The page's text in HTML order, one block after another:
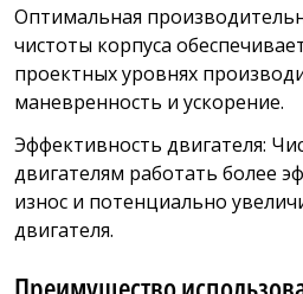
Оптимальная
чистоты корпуса
проектных уровнях
маневренность и ускорение.
Эффективность двигателя:
двигателям работать более
износ и потенциально
двигателя.